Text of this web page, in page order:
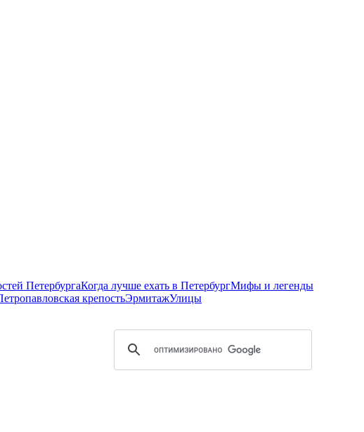
ПетербургаКогда лучше ехать в ПетербургМифы и легенды
крепостьЭрмитажУлицы